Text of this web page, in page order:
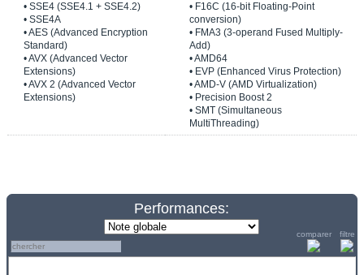
• SSE4 (SSE4.1 + SSE4.2)
• SSE4A
• AES (Advanced Encryption
Standard)
• AVX (Advanced Vector
Extensions)
• AVX 2 (Advanced Vector
Extensions)
• F16C (16-bit Floating-Point
conversion)
• FMA3 (3-operand Fused Multiply-
Add)
• AMD64
• EVP (Enhanced Virus Protection)
• AMD-V (AMD Virtualization)
• Precision Boost 2
• SMT (Simultaneous
MultiThreading)
Performances:
comparer filtre